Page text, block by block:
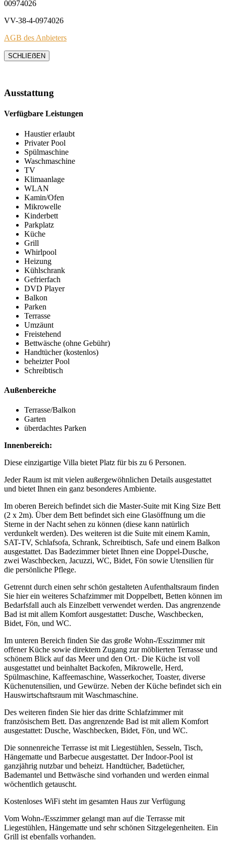
00974026
VV-38-4-0974026
AGB des Anbieters
SCHLIEẞEN
Ausstattung
Verfügbare Leistungen
Haustier erlaubt
Privater Pool
Spülmaschine
Waschmaschine
TV
Klimaanlage
WLAN
Kamin/Ofen
Mikrowelle
Kinderbett
Parkplatz
Küche
Grill
Whirlpool
Heizung
Kühlschrank
Gefrierfach
DVD Player
Balkon
Parken
Terrasse
Umzäunt
Freistehend
Bettwäsche (ohne Gebühr)
Handtücher (kostenlos)
beheizter Pool
Schreibtisch
Außenbereiche
Terrasse/Balkon
Garten
überdachtes Parken
Innenbereich:
Diese einzigartige Villa bietet Platz für bis zu 6 Personen.
Jeder Raum ist mit vielen außergewöhnlichen Details ausgestattet
und bietet Ihnen ein ganz besonderes Ambiente.
Im oberen Bereich befindet sich die Master-Suite mit King Size Bett
(2 x 2m). Über dem Bett befindet sich eine Glasöffnung um die
Sterne in der Nacht sehen zu können (diese kann natürlich
verdunkelt werden). Des weiteren ist die Suite mit einem Kamin,
SAT-TV, Schlafsofa, Schrank, Schreibtisch, Safe und einem Balkon
ausgestattet. Das Badezimmer bietet Ihnen eine Doppel-Dusche,
zwei Waschbecken, Jacuzzi, WC, Bidet, Fön sowie Utensilien für
die persönliche Pflege.
Getrennt durch einen sehr schön gestalteten Aufenthaltsraum finden
Sie hier ein weiteres Schafzimmer mit Doppelbett, Betten können im
Bedarfsfall auch als Einzelbett verwendet werden. Das angrenzende
Bad ist mit allem Komfort ausgestattet: Dusche, Waschbecken,
Bidet, Fön, und WC.
Im unteren Bereich finden Sie das große Wohn-/Esszimmer mit
offener Küche sowie direktem Zugang zur möblierten Terrasse und
schönem Blick auf das Meer und den Ort.· Die Küche ist voll
ausgestattet und beinhaltet Backofen, Mikrowelle, Herd,
Spülmaschine, Kaffeemaschine, Wasserkocher, Toaster, diverse
Küchenutensilien, und Gewürze. Neben der Küche befindet sich ein
Hauswirtschaftsraum mit Waschmaschine.
Des weiteren finden Sie hier das dritte Schlafzimmer mit
französischem Bett. Das angrenzende Bad ist mit allem Komfort
ausgestattet: Dusche, Waschbecken, Bidet, Fön, und WC.
Die sonnenreiche Terrasse ist mit Liegestühlen, Sesseln, Tisch,
Hängematte und Barbecue ausgestattet. Der Indoor-Pool ist
ganzjährig nutzbar und beheizt. Handtücher, Badetücher,
Bademantel und Bettwäsche sind vorhanden und werden einmal
wöchentlich getauscht.
Kostenloses WiFi steht im gesamten Haus zur Verfügung
Vom Wohn-/Esszimmer gelangt man auf die Terrasse mit
Liegestühlen, Hängematte und sehr schönen Sitzgelegenheiten. Ein
Grill ist ebenfalls vorhanden.